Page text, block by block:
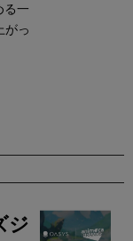
る一
がっ
ジ